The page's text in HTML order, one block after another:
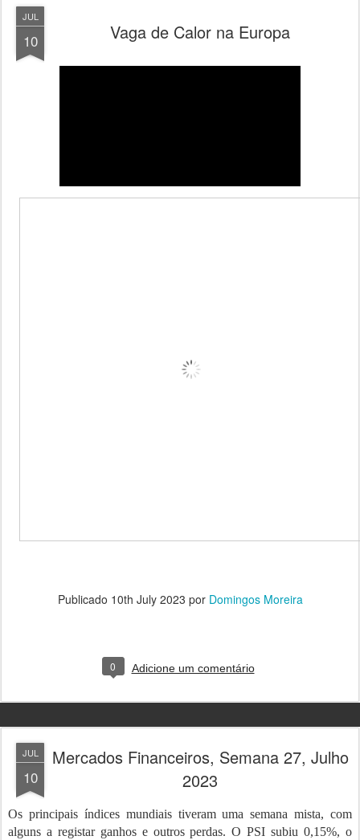
JUL
10 Vaga de Calor na Europa
Publicado 10th July 2023 por Domingos Moreira
0 Adicione um comentário
JUL
10
Mercados Financeiros, Semana 27, Julho
2023
Os principais índices mundiais tiveram uma semana mista, com
alguns a registar ganhos e outros perdas. O PSI subiu 0,15%, o